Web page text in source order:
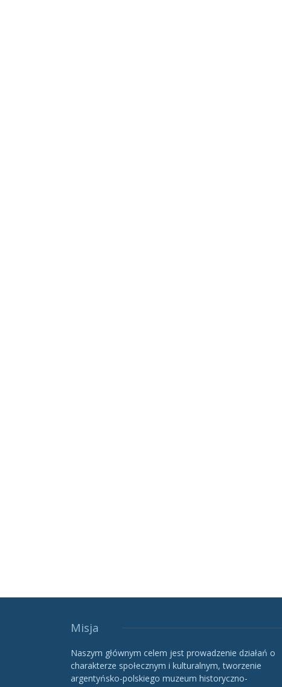
Misja
Naszym głównym celem jest prowadzenie działań o
charakterze społecznym i kulturalnym, tworzenie
argentyńsko-polskiego muzeum historyczno-